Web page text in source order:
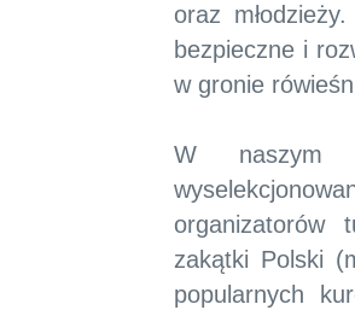
oraz
bezpieczne i
w gronie
W naszym
organizatorów
zakątki Polski
popularnych